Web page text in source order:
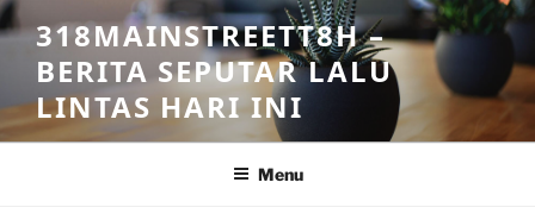
Skip
to
content
318MAINSTREETT8H –
BERITA SEPUTAR LALU
LINTAS HARI INI
Menu